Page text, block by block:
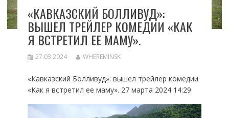
«КАВКАЗСКИЙ БОЛЛИВУД»:
ВЫШЕЛ ТРЕЙЛЕР КОМЕДИИ «КАК
Я ВСТРЕТИЛ ЕЕ МАМУ».
27.03.2024 WHEREMINSK
«Кавказский Болливуд»: вышел трейлер комедии
«Как я встретил ее маму». 27 марта 2024 14:29